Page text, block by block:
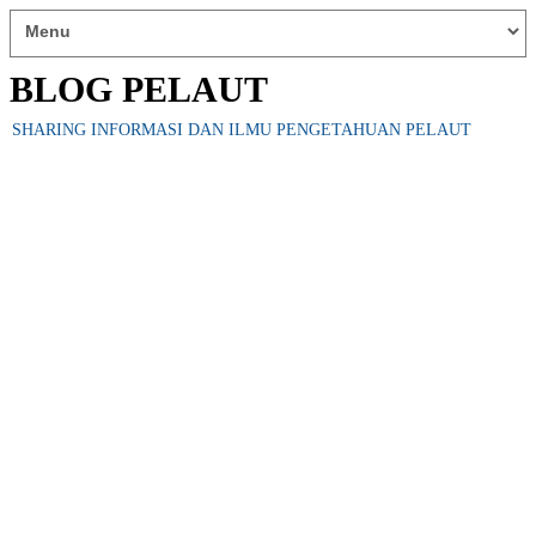
BLOG PELAUT
SHARING INFORMASI DAN ILMU PENGETAHUAN PELAUT